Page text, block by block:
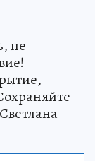
не